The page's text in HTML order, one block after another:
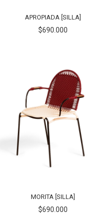
APROPIADA [SILLA]
$690.000
MORITA [SILLA]
$690.000